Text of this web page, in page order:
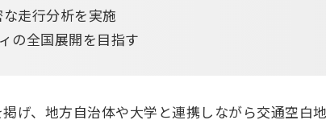
走行分析を実施
の全国展開を目指す
げ、地方自治体や大学と連携しながら交通空白